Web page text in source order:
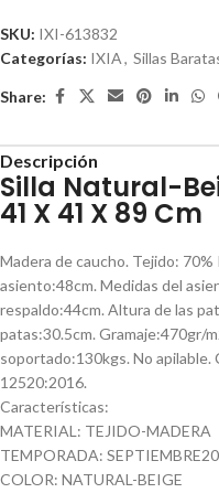
SKU: IXI-613832
Categorías: IXIA, Sillas
Share:
Descripción
Silla Natural-
41 X 41 X 89 Cm
Madera de caucho. Tejido:
asiento:48cm. Medidas del
respaldo:44cm. Altura de las
patas:30.5cm. Gramaje:470gr/
soportado:130kgs. No apilable.
12520:2016.
Características:
MATERIAL: TEJIDO-MADERA
TEMPORADA:
COLOR: NATURAL-BEIGE